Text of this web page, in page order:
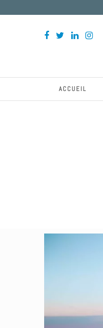
ACCUEIL